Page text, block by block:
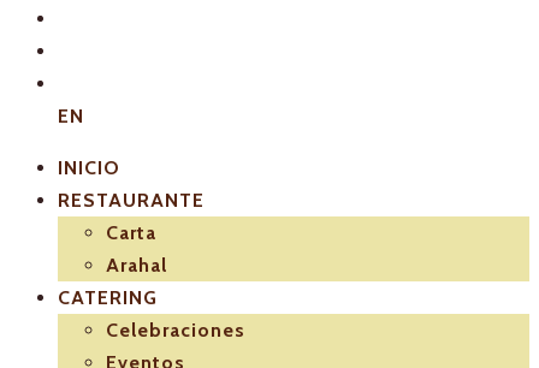
EN
INICIO
RESTAURANTE
Carta
Arahal
CATERING
Celebraciones
Eventos